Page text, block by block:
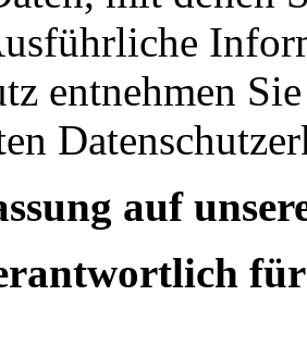
entnehmen
auf
für